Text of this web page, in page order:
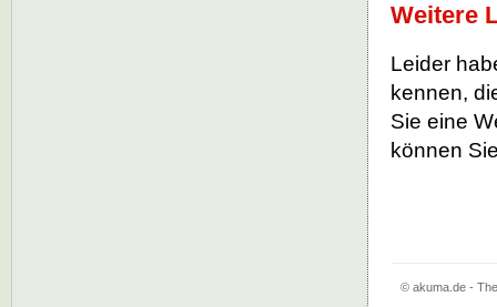
Weitere
Leider
kennen,
Sie eine
können
© akuma.de -